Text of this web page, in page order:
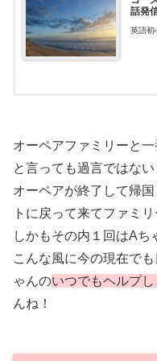
話発
英語初
オーペアファミリーと
と言っても過言ではない
オーペアが終了して帰
トに戻って来てファミ
しかもその内１回はAち
こんな風に今の現在で
ゃんのいつでもヘルプし
んね！